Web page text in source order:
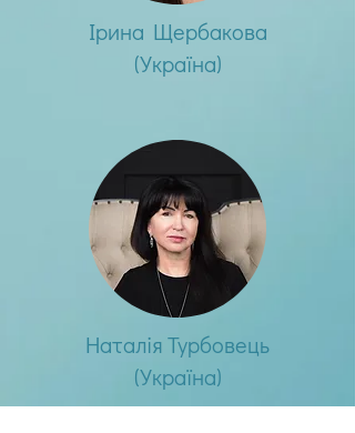
Ірина Щербакова
(Україна)
Наталія Турбовець
(Україна)